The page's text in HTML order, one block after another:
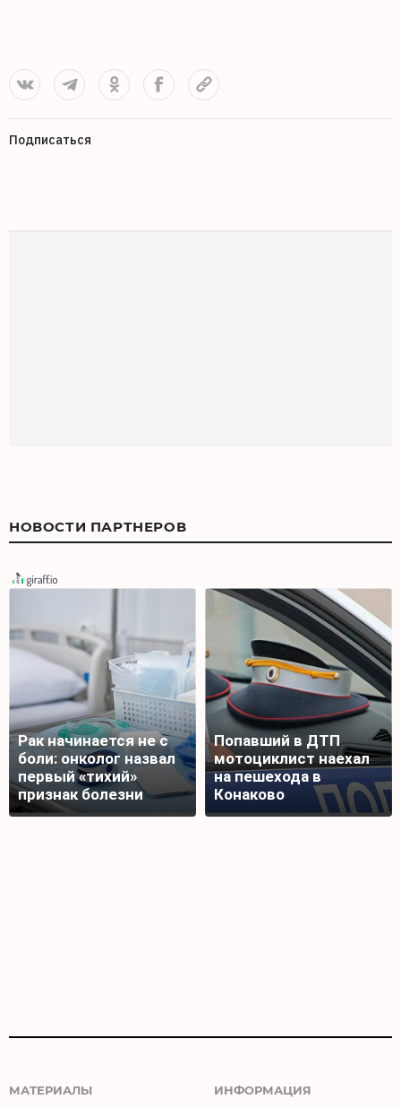
Подписаться
НОВОСТИ ПАРТНЕРОВ
Рак начинается не с
боли: онколог назвал
первый «тихий»
признак болезни
Попавший в ДТП
мотоциклист наехал
на пешехода в
Конаково
МАТЕРИАЛЫ ИНФОРМАЦИЯ